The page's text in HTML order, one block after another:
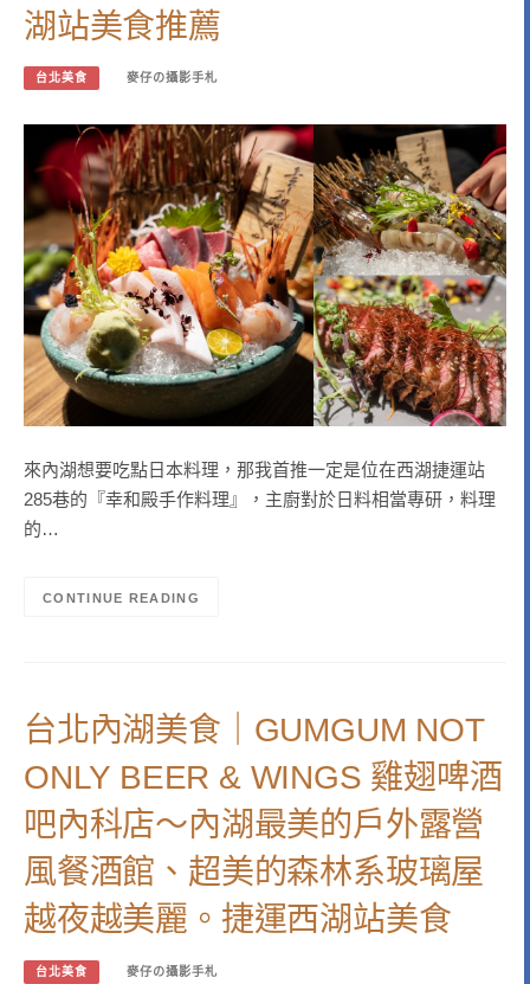
湖站美食推薦
台北美食 麥仔の攝影手札
來內湖想要吃點日本料理，那我首推一定是位在西湖捷運站
285巷的『幸和殿手作料理』，主廚對於日料相當專研，料理
的…
CONTINUE READING
台北內湖美食｜GUMGUM NOT
ONLY BEER & WINGS 雞翅啤酒
吧內科店～內湖最美的戶外露營
風餐酒館、超美的森林系玻璃屋
越夜越美麗。捷運西湖站美食
台北美食 麥仔の攝影手札